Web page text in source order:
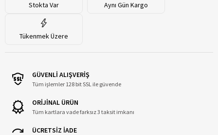
Stokta Var Aynı Gün Kargo
Tükenmek Üzere
GÜVENLİ ALIŞVERİŞ
Tüm işlemler 128 bit SSL ile güvende
ORİJİNAL ÜRÜN
Tüm kartlara vade farksız 3 taksit imkanı
ÜCRETSİZ İADE